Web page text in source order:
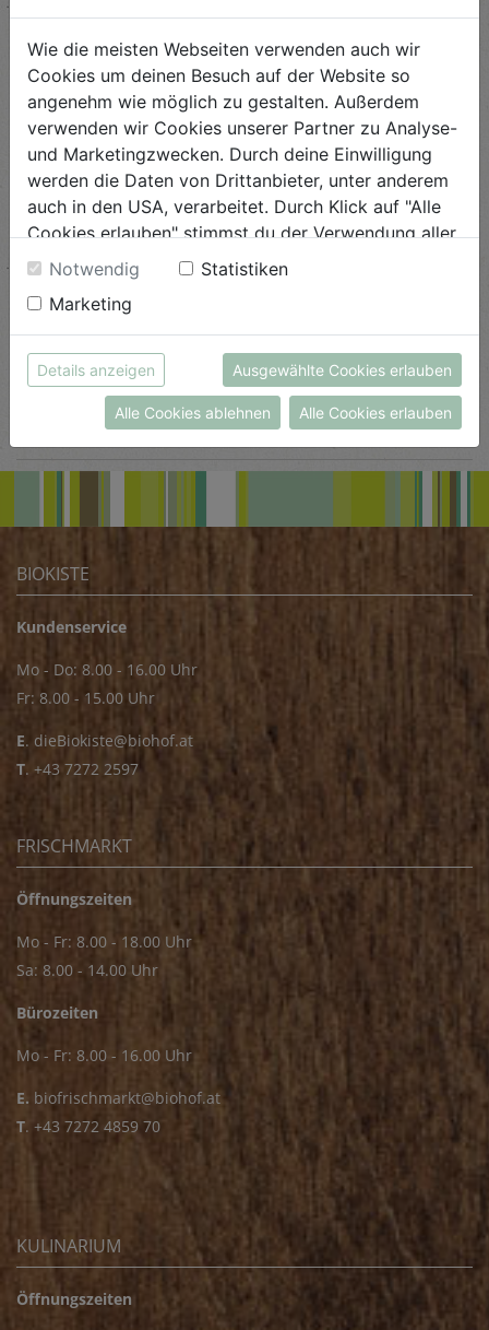
Gewürz-Multitalent
Schwierigkeit
leicht
ANSEHEN
Eingelegte
ANSEHEN
BIOKISTE
Kundenservice
Mo - Do: 8.00 - 16.00 Uhr
Fr: 8.00 - 15.00 Uhr
E. dieBiokiste@biohof.at
T. +43 7272 2597
FRISCHMARKT
Öffnungszeiten
Mo - Fr: 8.00 - 18.00 Uhr
Sa: 8.00 - 14.00 Uhr
Bürozeiten
Mo - Fr: 8.00 - 16.00 Uhr
E. biofrischmarkt@biohof.at
T. +43 7272 4859 70
KULINARIUM
Öffnungszeiten
Wie die meisten Webseiten verwenden auch wir
Cookies um deinen Besuch auf der Website so
angenehm wie möglich zu gestalten. Außerdem
verwenden wir Cookies unserer Partner zu Analyse-
und Marketingzwecken. Durch deine Einwilligung
werden die Daten von Drittanbieter, unter anderem
auch in den USA, verarbeitet. Durch Klick auf "Alle
Cookies erlauben" stimmst du der Verwendung aller
Cookies zu. Unter "Details anzeigen" findest du alle
Infos zu den unterschiedlichen Cookies, du kannst
auch entscheiden, welche Cookies du erlauben
möchtest.
Weitere Informationen findest du in unserer
Datenschutzerklärung
bzw. imImpressum
Notwendig
Statistiken
Marketing
Details anzeigen Ausgewählte Cookies erlauben
Alle Cookies ablehnen Alle Cookies erlauben